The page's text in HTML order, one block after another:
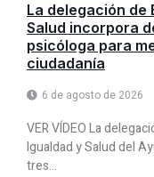
La delegación de
Salud incorpora
psicóloga para
ciudadanía
6 de agosto de 2026
VER VÍDEO La
Igualdad y Salud del
tres...